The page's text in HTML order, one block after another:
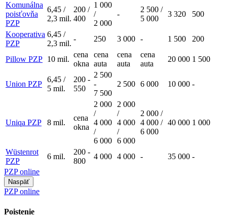
Komunálna
poisťovňa
PZP
6,45 /
2,3 mil.
200 /
400
1 000
/
2 000
-
2 500 /
5 000
3 320 500
Kooperativa
PZP
6,45 /
2,3 mil.
- 250 3 000 - 1 500 200
Pillow PZP 10 mil.
cena
okna
cena
auta
cena
auta
cena
auta
20 000 1 500
Union PZP
6,45 /
5 mil.
200 -
550
2 500
-
7 500
2 500 6 000 10 000 -
Uniqa PZP 8 mil.
cena
okna
2 000
/
4 000
/
6 000
2 000
/
4 000
/
6 000
2 000 /
4 000 /
6 000
40 000 1 000
Wüstenrot
PZP
6 mil.
200 -
800
4 000 4 000 - 35 000 -
PZP online
Naspäť
PZP online
Poistenie